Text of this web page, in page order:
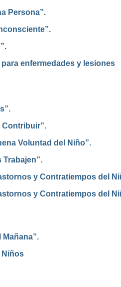
Persona”.
enfermedades y lesiones
Contribuir”.
Voluntad del Niño”.
Trabajen”.
y Contratiempos del
y Contratiempos del
Mañana”.
Niños